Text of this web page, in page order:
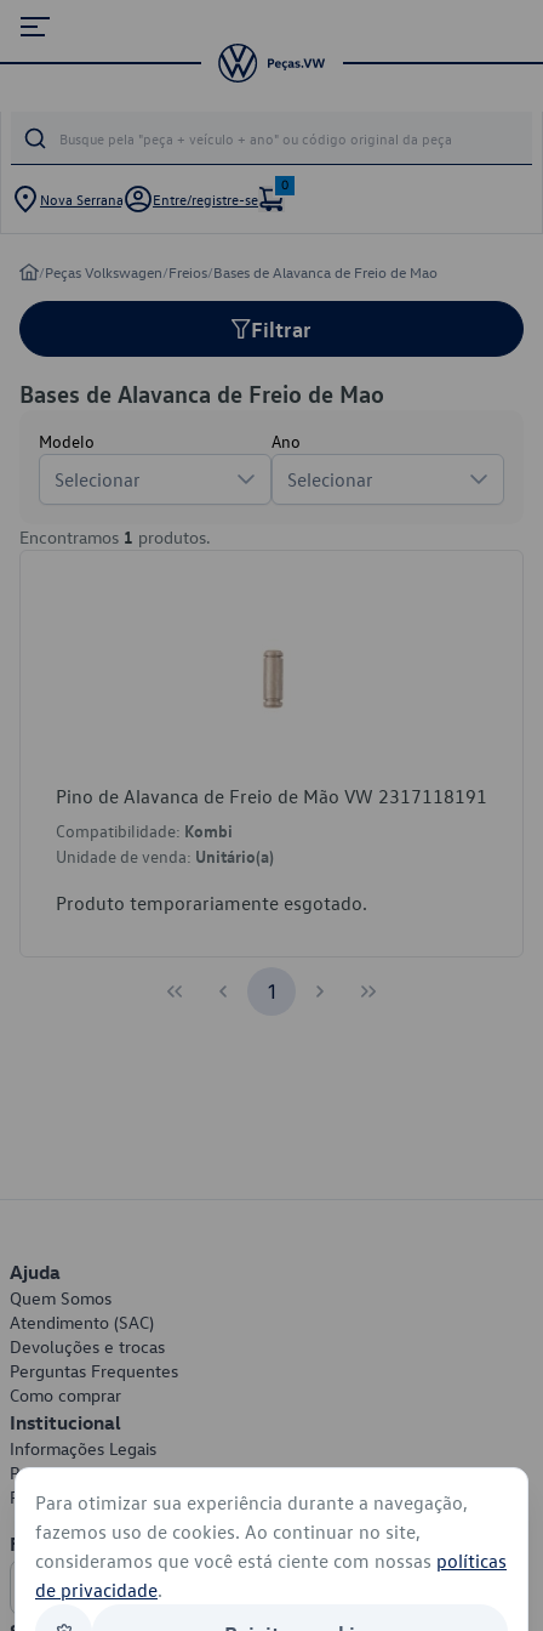
Nova Serrana Entre/registre-se
0
/Peças Volkswagen/Freios/Bases de Alavanca de Freio de Mao
Filtrar
Bases de Alavanca de Freio de Mao
Modelo
Selecionar
Ano
Selecionar
Encontramos 1 produtos.
Pino de Alavanca de Freio de Mão VW 2317118191
Compatibilidade: Kombi
Unidade de venda: Unitário(a)
Produto temporariamente esgotado.
1
Ajuda
Quem Somos
Atendimento (SAC)
Devoluções e trocas
Perguntas Frequentes
Como comprar
Institucional
Informações Legais
Política de Privacidade
Política de Cookies
Formas de Pagamento
Para otimizar sua experiência durante a navegação,
fazemos uso de cookies. Ao continuar no site,
consideramos que você está ciente com nossas políticas
de privacidade.